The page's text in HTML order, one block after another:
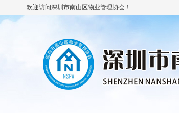
欢迎访问深圳市南山区物业管理协会！